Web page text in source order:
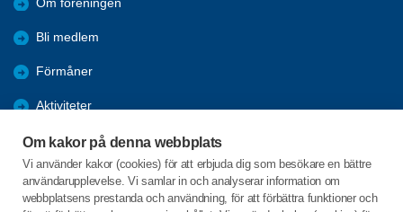
Om kakor på denna webbplats
Vi använder kakor (cookies) för att erbjuda dig som besökare en bättre
användarupplevelse. Vi samlar in och analyserar information om
webbplatsens prestanda och användning, för att förbättra funktioner och
Om föreningen
Bli medlem
Förmåner
Aktiviteter
Referat
Bildgalleri
Arkiv